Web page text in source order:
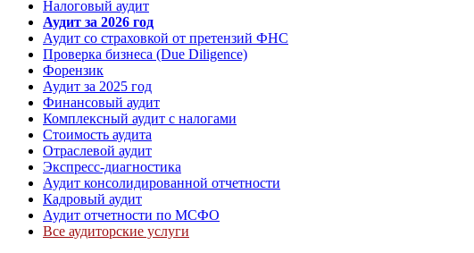
Налоговый аудит
Аудит за 2026 год
Аудит со страховкой от претензий ФНС
Проверка бизнеса (Due Diligence)
Форензик
Аудит за 2025 год
Финансовый аудит
Комплексный аудит с налогами
Стоимость аудита
Отраслевой аудит
Экспресс-диагностика
Аудит консолидированной отчетности
Кадровый аудит
Аудит отчетности по МСФО
Все аудиторские услуги